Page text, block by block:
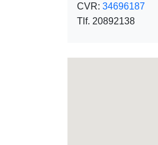
CVR: 34696187
Tlf. 20892138